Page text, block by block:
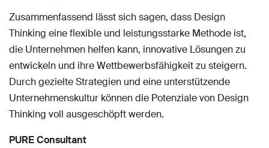
Zusammenfassend lässt sich sagen, dass Design
Thinking eine flexible und leistungsstarke Methode ist,
die Unternehmen helfen kann, innovative Lösungen zu
entwickeln und ihre Wettbewerbsfähigkeit zu steigern.
Durch gezielte Strategien und eine unterstützende
Unternehmenskultur können die Potenziale von Design
Thinking voll ausgeschöpft werden.
PURE Consultant